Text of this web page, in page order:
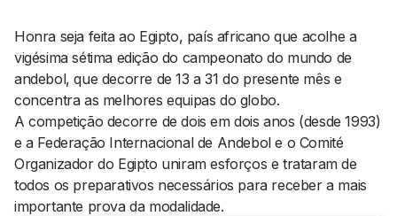
Contactos
EMAIL
GERAL@BANTUMEN.COM
WHATSAPP
+351 912 127 577
Pesquisar
Honra seja feita ao Egipto, país africano que acolhe a
vigésima sétima edição do campeonato do mundo de
andebol, que decorre de 13 a 31 do presente mês e
concentra as melhores equipas do globo.
A competição decorre de dois em dois anos (desde 1993)
e a Federação Internacional de Andebol e o Comité
Organizador do Egipto uniram esforços e trataram de
todos os preparativos necessários para receber a mais
importante prova da modalidade.